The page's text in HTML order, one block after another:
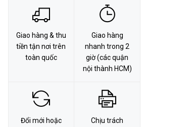
Giao hàng & thu
tiền tận nơi trên
toàn quốc
Giao hàng
nhanh trong 2
giờ (các quận
nội thành HCM)
Đổi mới hoặc
Chịu trách